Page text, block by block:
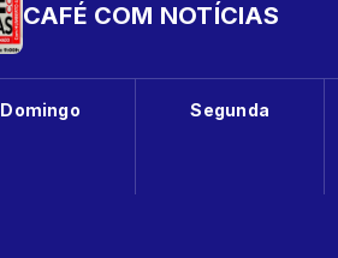
CAFÉ COM NOTÍCIAS
Domingo Segunda